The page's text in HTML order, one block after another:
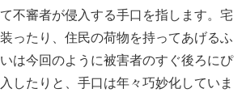
不審者が侵入する手口を指します。宅
ったり、住民の荷物を持ってあげるふ
は今回のように被害者のすぐ後ろにぴ
したりと、手口は年々巧妙化していま